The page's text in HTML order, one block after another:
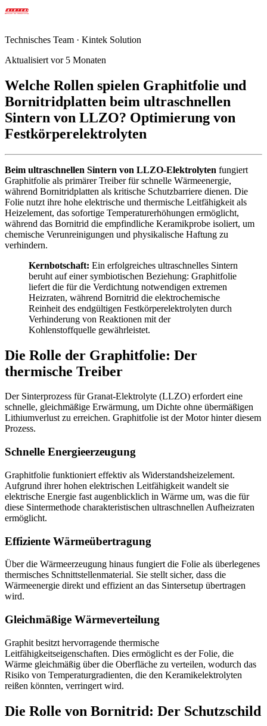
Technisches Team · Kintek Solution
Aktualisiert vor 5 Monaten
Welche Rollen spielen Graphitfolie und
Bornitridplatten beim ultraschnellen
Sintern von LLZO? Optimierung von
Festkörperelektrolyten
Beim ultraschnellen Sintern von LLZO-Elektrolyten fungiert
Graphitfolie als primärer Treiber für schnelle Wärmeenergie,
während Bornitridplatten als kritische Schutzbarriere dienen. Die
Folie nutzt ihre hohe elektrische und thermische Leitfähigkeit als
Heizelement, das sofortige Temperaturerhöhungen ermöglicht,
während das Bornitrid die empfindliche Keramikprobe isoliert, um
chemische Verunreinigungen und physikalische Haftung zu
verhindern.
Kernbotschaft: Ein erfolgreiches ultraschnelles Sintern
beruht auf einer symbiotischen Beziehung: Graphitfolie
liefert die für die Verdichtung notwendigen extremen
Heizraten, während Bornitrid die elektrochemische
Reinheit des endgültigen Festkörperelektrolyten durch
Verhinderung von Reaktionen mit der
Kohlenstoffquelle gewährleistet.
Die Rolle der Graphitfolie: Der
thermische Treiber
Der Sinterprozess für Granat-Elektrolyte (LLZO) erfordert eine
schnelle, gleichmäßige Erwärmung, um Dichte ohne übermäßigen
Lithiumverlust zu erreichen. Graphitfolie ist der Motor hinter diesem
Prozess.
Schnelle Energieerzeugung
Graphitfolie funktioniert effektiv als Widerstandsheizelement.
Aufgrund ihrer hohen elektrischen Leitfähigkeit wandelt sie
elektrische Energie fast augenblicklich in Wärme um, was die für
diese Sintermethode charakteristischen ultraschnellen Aufheizraten
ermöglicht.
Effiziente Wärmeübertragung
Über die Wärmeerzeugung hinaus fungiert die Folie als überlegenes
thermisches Schnittstellenmaterial. Sie stellt sicher, dass die
Wärmeenergie direkt und effizient an das Sintersetup übertragen
wird.
Gleichmäßige Wärmeverteilung
Graphit besitzt hervorragende thermische
Leitfähigkeitseigenschaften. Dies ermöglicht es der Folie, die
Wärme gleichmäßig über die Oberfläche zu verteilen, wodurch das
Risiko von Temperaturgradienten, die den Keramikelektrolyten
reißen könnten, verringert wird.
Die Rolle von Bornitrid: Der Schutzschild